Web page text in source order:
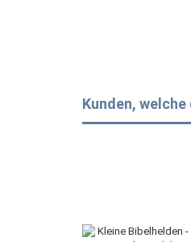
Kunden,